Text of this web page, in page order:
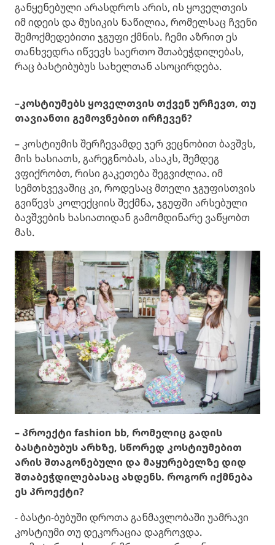
განყენებული არასდროს არის, ის ყოველთვის
იმ იდეის და მუსიკის ნაწილია, რომელსაც ჩვენი
შემოქმედებითი ჯგუფი ქმნის. ჩემი აზრით ეს
თანხვედრა იწვევს საერთო შთაბეჭდილებას,
რაც ბასტიბუბუს სახელთან ასოცირდება.
–კოსტიუმებს ყოველთვის თქვენ ურჩევთ, თუ
თავიანთი გემოვნებით ირჩევენ?
– კოსტიუმის შერჩევამდე ჯერ ვეცნობით ბავშვს,
მის ხასიათს, გარეგნობას, ასაკს, შემდეგ
ვფიქრობთ, რისი გაკეთება შეგვიძლია. იმ
სემთხვევაშიც კი, როდესაც მთელი ჯგუფისთვის
გვიწევს კოლექციის შექმნა, ჯგუფში არსებული
ბავშვების ხასიათიდან გამომდინარე ვაწყობთ
მას.
– პროექტი fashion bb, რომელიც გადის
ბასტიბუბუს არხზე, სწორედ კოსტიუმებით
არის შთაგონებული და მაყურებელზე დიდ
შთაბეჭდილებასაც ახდენს. როგორ იქმნება
ეს პროექტი?
- ბასტი-ბუბუში დროთა განმავლობაში უამრავი
კოსტიუმი თუ დეკორაცია დაგროვდა.